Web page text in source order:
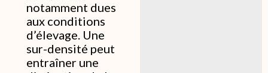
notamment dues
aux conditions
d’élevage. Une
sur-densité peut
entraîner une